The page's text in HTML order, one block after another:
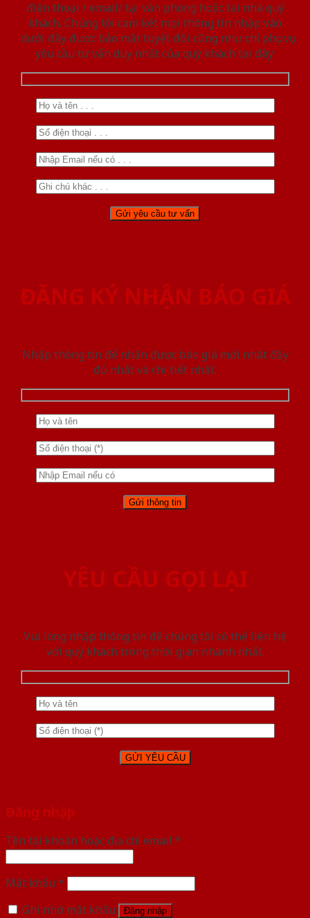
điện thoại / email/ tại văn phòng hoặc tại nhà quý
khách. Chúng tôi cam kết mọi thông tin nhập vào
dưới đây được bảo mật tuyệt đối cũng như chỉ phục vụ
yêu cầu tư vấn duy nhất của quý khách tại đây.
ĐĂNG KÝ NHẬN BÁO GIÁ
Nhập thông tin để nhận được báo giá mới nhât đầy
đủ nhất và chi tiết nhất.
YÊU CẦU GỌI LẠI
Vui lòng nhập thông tin để chúng tôi có thể liên hệ
với quý khách trong thời gian nhanh nhất.
Đăng nhập
Tên tài khoản hoặc địa chỉ email *
Mật khẩu *
Ghi nhớ mật khẩu
Đăng nhập